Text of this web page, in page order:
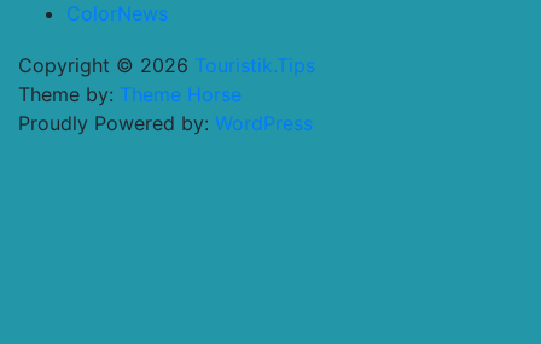
ColorNews
Copyright © 2026 Touristik.Tips
Theme by: Theme Horse
Proudly Powered by: WordPress